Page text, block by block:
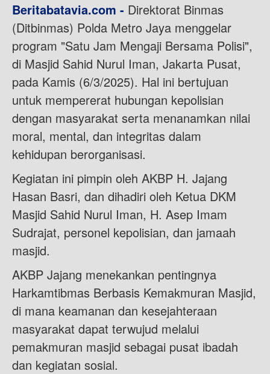
Beritabatavia.com - Direktorat Binmas
(Ditbinmas) Polda Metro Jaya menggelar
program "Satu Jam Mengaji Bersama Polisi",
di Masjid Sahid Nurul Iman, Jakarta Pusat,
pada Kamis (6/3/2025). Hal ini bertujuan
untuk mempererat hubungan kepolisian
dengan masyarakat serta menanamkan nilai
moral, mental, dan integritas dalam
kehidupan berorganisasi.
Kegiatan ini pimpin oleh AKBP H. Jajang
Hasan Basri, dan dihadiri oleh Ketua DKM
Masjid Sahid Nurul Iman, H. Asep Imam
Sudrajat, personel kepolisian, dan jamaah
masjid.
AKBP Jajang menekankan pentingnya
Harkamtibmas Berbasis Kemakmuran Masjid,
di mana keamanan dan kesejahteraan
masyarakat dapat terwujud melalui
pemakmuran masjid sebagai pusat ibadah
dan kegiatan sosial.